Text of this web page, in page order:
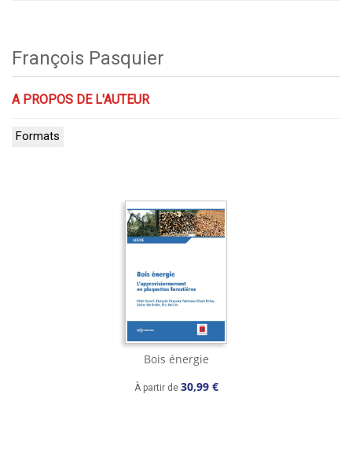
François Pasquier
A PROPOS DE L'AUTEUR
Formats
Bois énergie
À partir de 30,99 €